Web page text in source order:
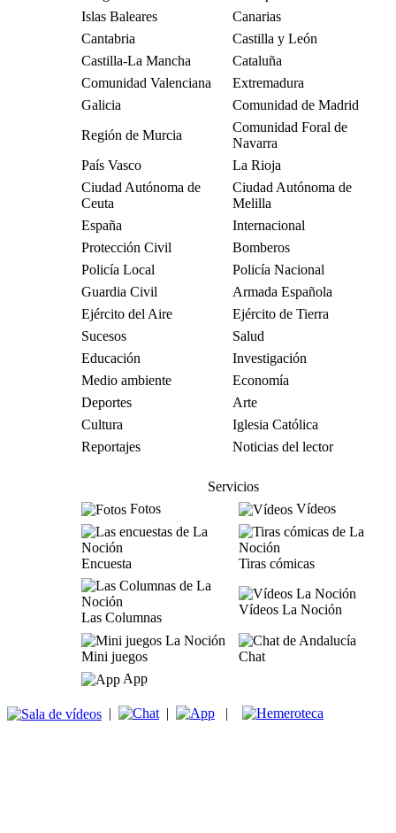
Islas Baleares
Canarias
Cantabria
Castilla y León
Castilla-La Mancha
Cataluña
Comunidad Valenciana
Extremadura
Galicia
Comunidad de Madrid
Región de Murcia
Comunidad Foral de
Navarra
País Vasco
La Rioja
Ciudad Autónoma de
Ceuta
Ciudad Autónoma de
Melilla
España
Internacional
Protección Civil
Bomberos
Policía Local
Policía Nacional
Guardia Civil
Armada Española
Ejército del Aire
Ejército de Tierra
Sucesos
Salud
Educación
Investigación
Medio ambiente
Economía
Deportes
Arte
Cultura
Iglesia Católica
Reportajes
Noticias del lector
Servicios
Fotos
Vídeos
Encuesta Tiras cómicas
Las Columnas
Vídeos La Noción
Mini juegos
Chat
App
| | |